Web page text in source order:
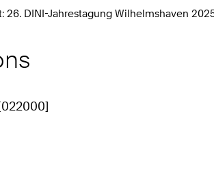
26. DINI-Jahrestagung Wilhelmshaven